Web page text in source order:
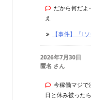
だから何だよ
え
【事件】『L
2026年7月30日
匿名 さん
今稼働マジで
日と休み被った